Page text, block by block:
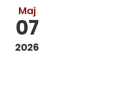
Maj
07
2026